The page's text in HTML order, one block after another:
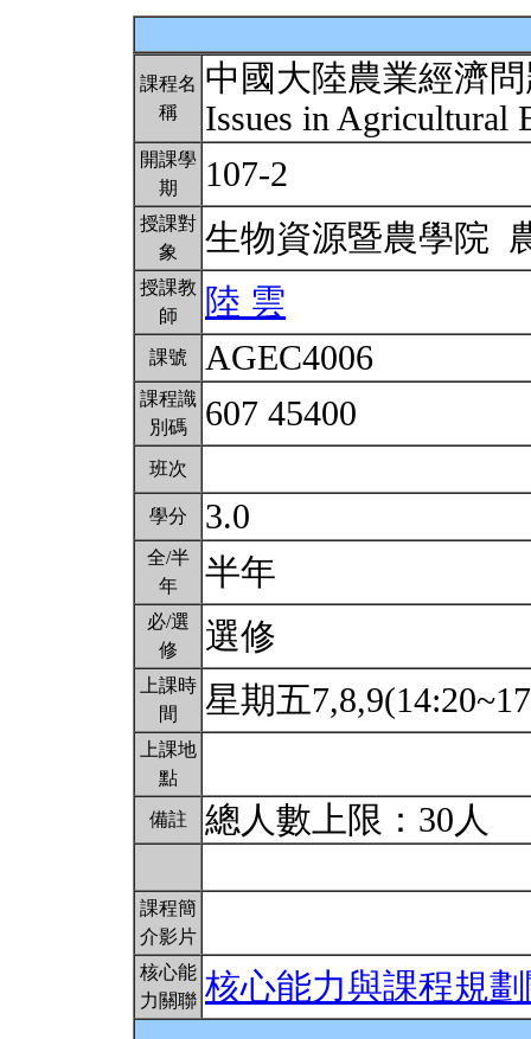
課程名
稱
中國大陸農業經濟
Issues in Agricultural
開課學
期
107-2
授課對
象
生物資源暨農學院
授課教
師
陸 雲
課號 AGEC4006
課程識
別碼
607 45400
班次
學分 3.0
全/半
年
半年
必/選
修
選修
上課時
間
星期五
上課地
點
備註 總人數上限：30人
課程簡
介影片
核心能
力關聯 核心能力與課程規